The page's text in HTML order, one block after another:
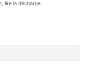
lire la décharge.